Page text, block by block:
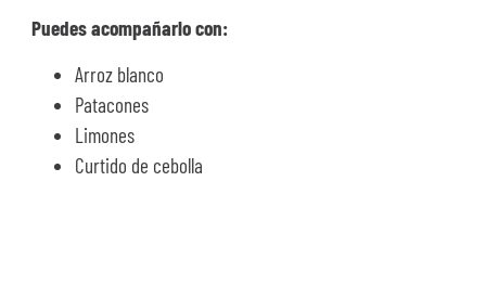
Puedes acompañarlo con:
Arroz blanco
Patacones
Limones
Curtido de cebolla